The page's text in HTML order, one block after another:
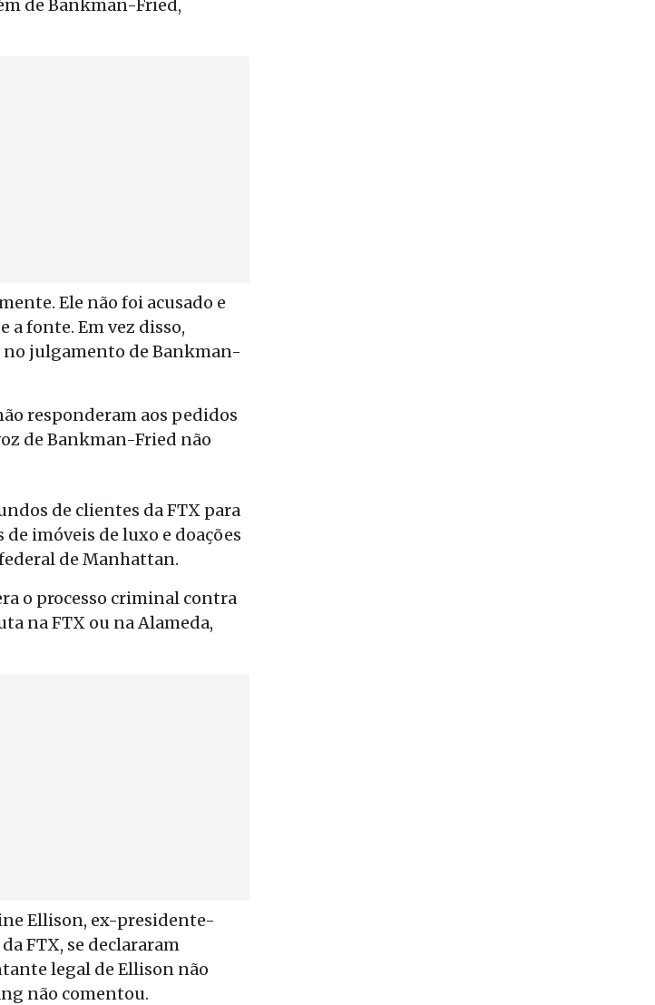
de Bankman-Fried,
Ele não foi acusado e
a fonte. Em vez disso,
no julgamento de Bankman-
responderam aos pedidos
de Bankman-Fried não
de clientes da FTX para
imóveis de luxo e doações
de Manhattan.
o processo criminal contra
na FTX ou na Alameda,
Ellison, ex-presidente-
FTX, se declararam
legal de Ellison não
não comentou.